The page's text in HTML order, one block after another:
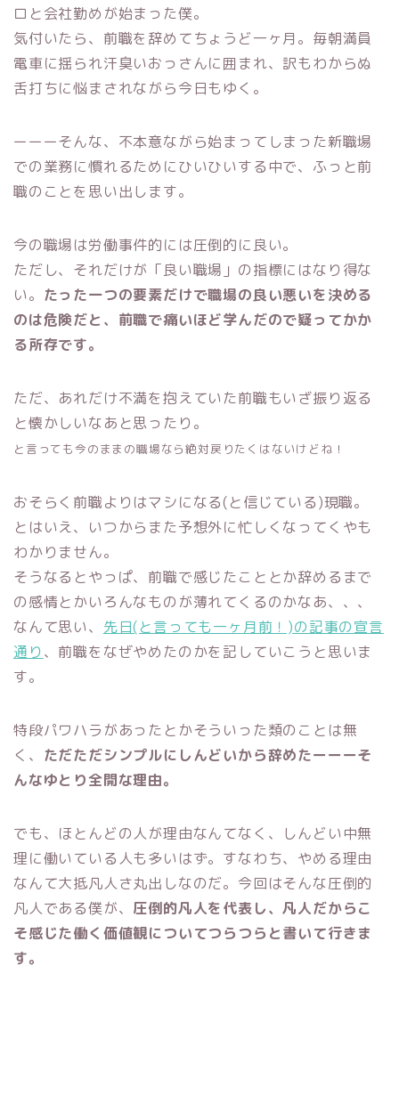
ロと会社勤めが始まった僕。
気付いたら、前職を辞めてちょうど一ヶ月。 毎朝満員
電車に揺られ汗臭いおっさんに囲まれ、訳もわからぬ
舌打ちに悩まされながら今日もゆく。
ーーーそんな、不本意ながら始まってしまった新職場
での業務に慣れるためにひいひいする中で、ふっと前
職のことを思い出します。
今の職場は労働事件的には圧倒的に良い。
ただし、それだけが「良い職場」の指標にはなり得な
い。 たった一つの要素だけで職場の良い悪いを決める
のは危険だと、前職で痛いほど学んだので疑ってかか
る所存です。
ただ、あれだけ不満を抱えていた前職もいざ振り返る
と懐かしいなあと思ったり。
と言っても今のままの職場なら絶対戻りたくはないけどね！
おそらく前職よりはマシになる(と信じている)現職。
とはいえ、いつからまた予想外に忙しくなってくやも
わかりません。
そうなるとやっぱ、前職で感じたこととか辞めるまで
の感情とかいろんなものが薄れてくるのかなあ、、、
なんて思い、 先日(と言っても一ヶ月前！)の記事の宣言
通り、前職をなぜやめたのかを記していこうと思いま
す。
特段パワハラがあったとかそういった類のことは無
く、 ただただシンプルにしんどいから辞めたーーーそ
んなゆとり全開な理由。
でも、ほとんどの人が理由なんてなく、しんどい中無
理に働いている人も多いはず。すなわち、やめる理由
なんて大抵凡人さ丸出しなのだ。今回はそんな圧倒的
凡人である僕が、 圧倒的凡人を代表し、凡人だからこ
そ感じた働く価値観についてつらつらと書いて行きま
す。